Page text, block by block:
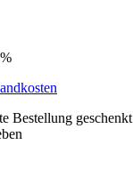
Bestellung geschenkt